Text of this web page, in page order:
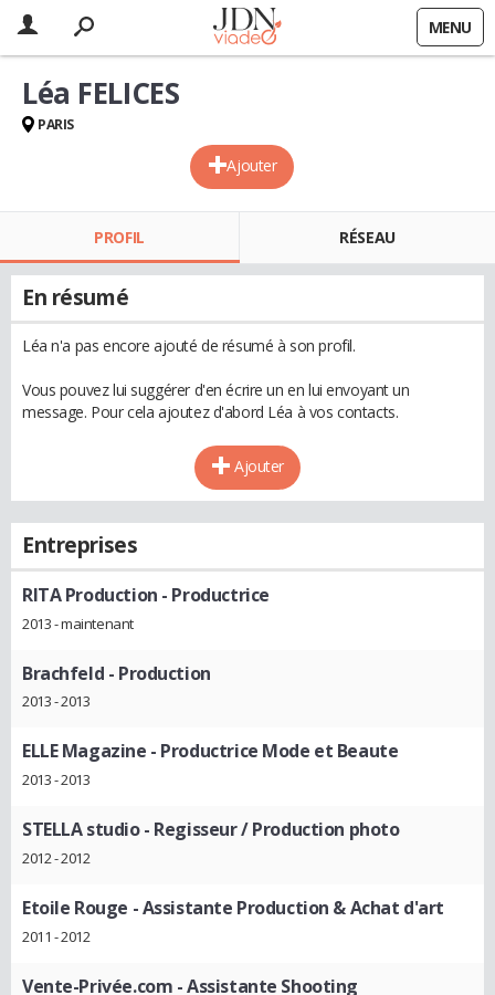
MENU
Ajouter
Léa FELICES
PARIS
PROFIL RÉSEAU
En résumé
Léa n'a pas encore ajouté de résumé à son profil.
Vous pouvez lui suggérer d'en écrire un en lui envoyant un
message. Pour cela ajoutez d'abord Léa à vos contacts.
Ajouter
Entreprises
RITA Production - Productrice
2013 - maintenant
Brachfeld - Production
2013 - 2013
ELLE Magazine - Productrice Mode et Beaute
2013 - 2013
STELLA studio- Regisseur / Production photo
2012 - 2012
Etoile Rouge - Assistante Production & Achat d'art
2011 - 2012
Vente-Privée.com - Assistante Shooting